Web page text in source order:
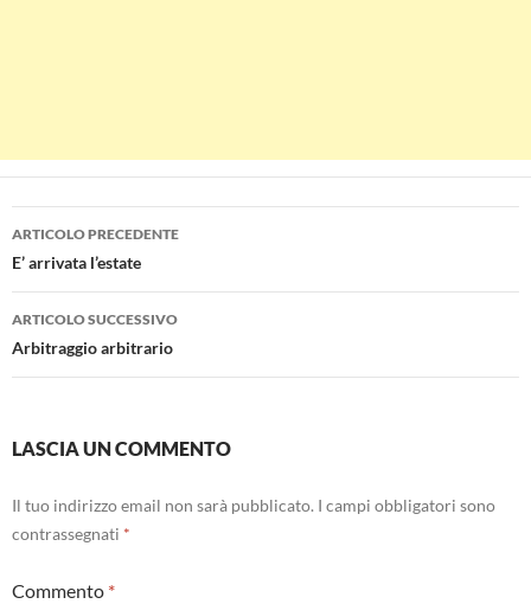
Navigazione
articolo
ARTICOLO PRECEDENTE
E’ arrivata l’estate
ARTICOLO SUCCESSIVO
Arbitraggio arbitrario
LASCIA UN COMMENTO
Il tuo indirizzo email non sarà pubblicato. I campi obbligatori sono
contrassegnati *
Commento *